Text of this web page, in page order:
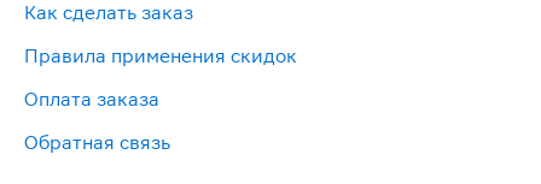
Как сделать заказ
Правила применения скидок
Оплата заказа
Обратная связь